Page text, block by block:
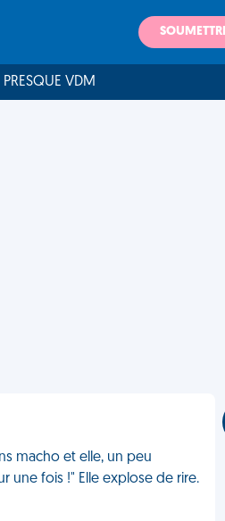
PRESQUE VDM
macho et elle, un peu
une fois !" Elle explose de rire.